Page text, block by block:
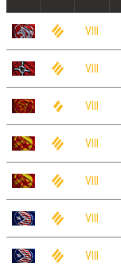
VIII
VIII
VIII
VIII
VIII
VIII
VIII